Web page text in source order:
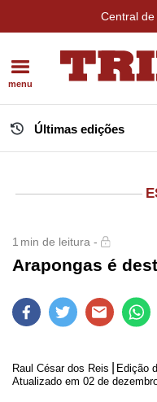
Central
menu
Últimas edições
1 min de leitura -
Arapongas é
Raul César dos Reis Edição
Atualizado em 02 de